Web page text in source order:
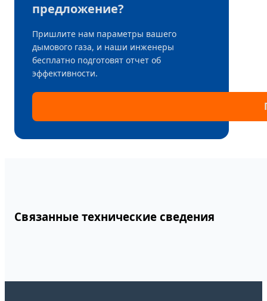
предложение?
Пришлите нам параметры вашего
дымового газа, и наши инженеры
бесплатно подготовят отчет об
эффективности.
Связанные технические сведения